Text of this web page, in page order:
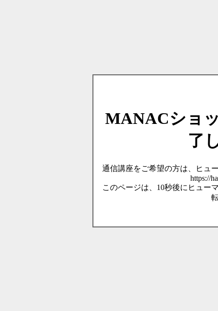
MANACショ
了
通信講座をご希望の方は、ヒュ
https://
このページは、10秒後にヒュー